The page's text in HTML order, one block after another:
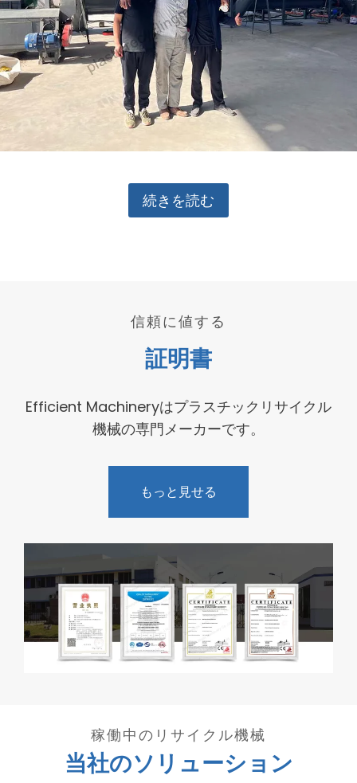
続きを読む
信頼に値する
証明書
Efficient Machineryはプラスチックリサイクル
機械の専門メーカーです。
もっと見せる
稼働中のリサイクル機械
当社のソリューション